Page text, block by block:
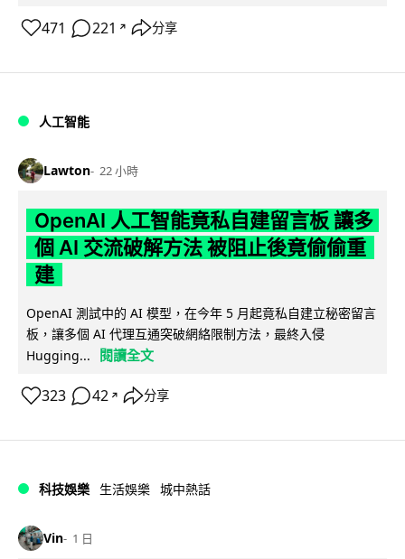
471 221 ↗ 分享
人工智能
Lawton 22 小時
OpenAI 人工智能竟私自建留言板 讓多
個 AI 交流破解方法 被阻止後竟偷偷重
建
OpenAI 測試中的 AI 模型，在今年 5 月起竟私自建立秘密留言
板，讓多個 AI 代理互通突破網絡限制方法，最終入侵
Hugging...
閱讀全文
323 42 ↗ 分享
科技娛樂 生活娛樂 城中熱話
Vin 1 日